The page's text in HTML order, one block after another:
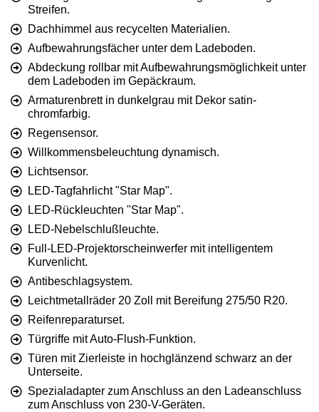
Streifen.
Dachhimmel aus recycelten Materialien.
Aufbewahrungsfächer unter dem Ladeboden.
Abdeckung rollbar mit Aufbewahrungsmöglichkeit unter
dem Ladeboden im Gepäckraum.
Armaturenbrett in dunkelgrau mit Dekor satin-
chromfarbig.
Regensensor.
Willkommensbeleuchtung dynamisch.
Lichtsensor.
LED-Tagfahrlicht "Star Map".
LED-Rückleuchten "Star Map".
LED-Nebelschlußleuchte.
Full-LED-Projektorscheinwerfer mit intelligentem
Kurvenlicht.
Antibeschlagsystem.
Leichtmetallräder 20 Zoll mit Bereifung 275/50 R20.
Reifenreparaturset.
Türgriffe mit Auto-Flush-Funktion.
Türen mit Zierleiste in hochglänzend schwarz an der
Unterseite.
Spezialadapter zum Anschluss an den Ladeanschluss
zum Anschluss von 230-V-Geräten.